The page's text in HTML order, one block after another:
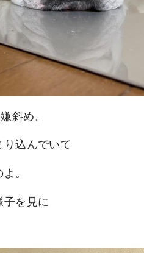
斜め。
込んでいて
。
を見に